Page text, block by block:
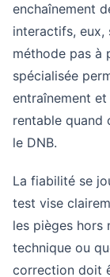
enchaînement
interactifs, eux,
méthode pas à
spécialisée
entraînement
rentable quand
le DNB.
La fiabilité se
test vise
les pièges hors
technique ou
correction doit